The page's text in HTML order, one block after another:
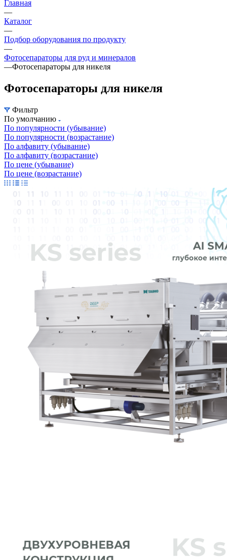
Главная
—
Каталог
—
Подбор оборудования по продукту
—
Фотосепараторы для руд и минералов
—Фотосепараторы для никеля
Фотосепараторы для никеля
Фильтр
По умолчанию
По популярности (убывание)
По популярности (возрастание)
По алфавиту (убывание)
По алфавиту (возрастание)
По цене (убывание)
По цене (возрастание)